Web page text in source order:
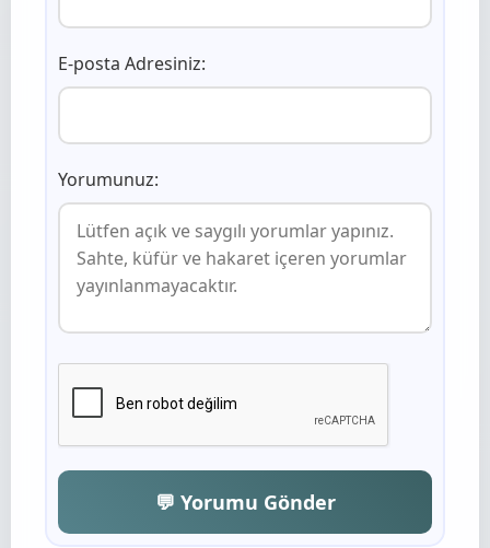
E-posta Adresiniz:
Yorumunuz:
💬 Yorumu Gönder